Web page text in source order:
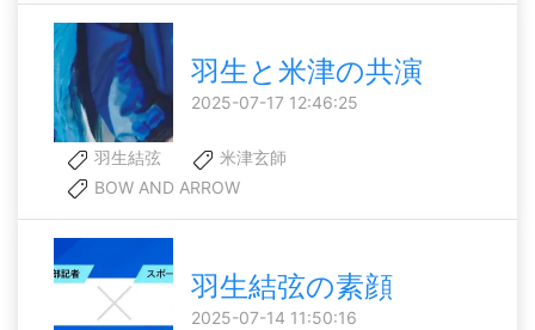
羽生と米津の共演
2025-07-17 12:46:25
羽生結弦
米津玄師
BOW AND ARROW
羽生結弦の素顔
2025-07-14 11:50:16